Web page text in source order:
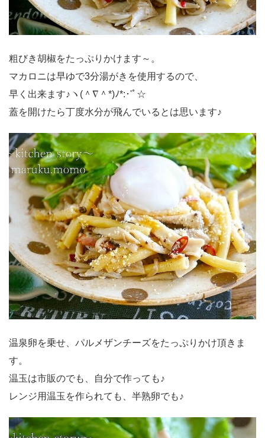
粗びき胡椒をたっぷりかけます～。
マカロニは早ゆで3分湯がきを使用するので、
早く出来ます♪ヽ(＾∇＾*)ﾉ*:･'ﾟ☆
蓋を開けたら丁度水分が飛んでいるとは思います♪
温泉卵を乗せ、パルメザンチーズをたっぷりかけ頂きま
す。
温玉は市販のでも、自分で作っても♪
レンジ用温玉を作られても、半熟卵でも♪